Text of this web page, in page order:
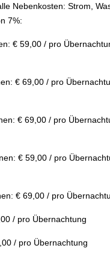
Nebenkosten: Strom,
7%:
€ 59,00 / pro
€ 69,00 / pro
€ 69,00 / pro
€ 59,00 / pro
€ 69,00 / pro
Übernachtung